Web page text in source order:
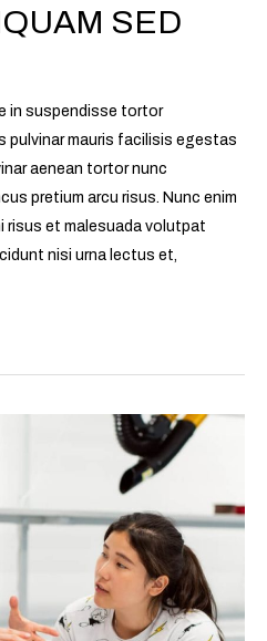
SED
in suspendisse tortor
pulvinar mauris facilisis egestas
aenean tortor nunc
pretium arcu risus. Nunc enim
risus et malesuada volutpat
nisi urna lectus et,